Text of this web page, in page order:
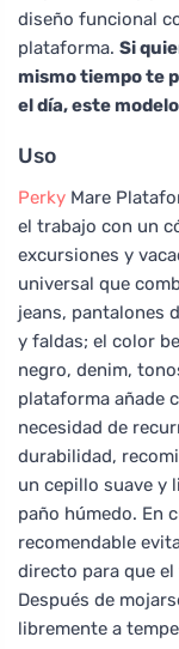
diseño funcional
plataforma. Si
mismo tiempo te
el día, este
Uso
Perky Mare
el trabajo con un
excursiones y
universal que
jeans, pantalones
y faldas; el color
negro, denim,
plataforma añade
necesidad de
durabilidad,
un cepillo suave y
paño húmedo. En
recomendable
directo para que
Después de
libremente a